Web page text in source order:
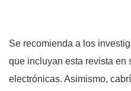
Se recomienda a los
que incluyan esta revista en
electrónicas. Asimismo,